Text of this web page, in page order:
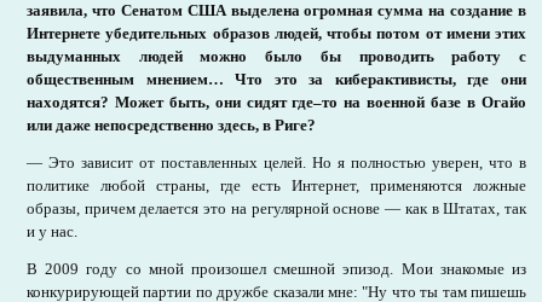
заявила, что Сенатом США выделена огромная сумма на создание в
Интернете убедительных образов людей, чтобы потом от имени этих
выдуманных людей можно было бы проводить работу с
общественным мнением… Что это за киберактивисты, где они
находятся? Может быть, они сидят где–то на военной базе в Огайо
или даже непосредственно здесь, в Риге?
— Это зависит от поставленных целей. Но я полностью уверен, что в
политике любой страны, где есть Интернет, применяются ложные
образы, причем делается это на регулярной основе — как в Штатах, так
и у нас.
В 2009 году со мной произошел смешной эпизод. Мои знакомые из
конкурирующей партии по дружбе сказали мне: "Ну что ты там пишешь